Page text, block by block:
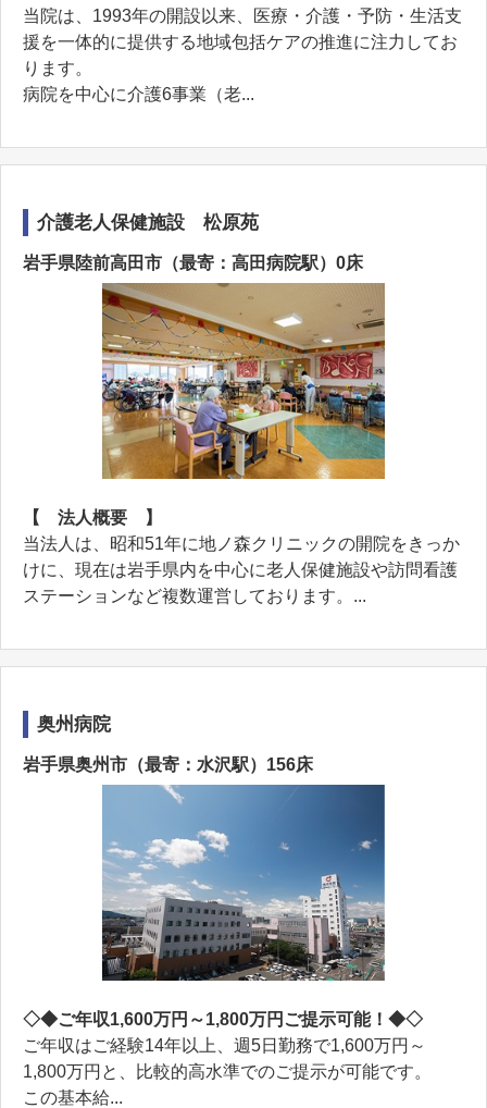
当院は、1993年の開設以来、医療・介護・予防・生活支
援を一体的に提供する地域包括ケアの推進に注力してお
ります。
病院を中心に介護6事業（老...
介護老人保健施設 松原苑
岩手県陸前高田市（最寄：高田病院駅）0床
【 法人概要 】
当法人は、昭和51年に地ノ森クリニックの開院をきっか
けに、現在は岩手県内を中心に老人保健施設や訪問看護
ステーションなど複数運営しております。...
奥州病院
岩手県奥州市（最寄：水沢駅）156床
◇◆ご年収1,600万円～1,800万円ご提示可能！◆◇
ご年収はご経験14年以上、週5日勤務で1,600万円～
1,800万円と、比較的高水準でのご提示が可能です。
この基本給...